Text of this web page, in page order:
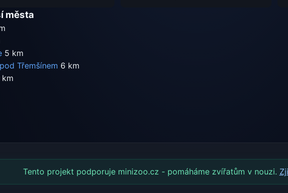
města
5 km
Třemšínem 6 km
km
Tento projekt podporuje minizoo.cz - pomáháme zvířatům v nouzi.